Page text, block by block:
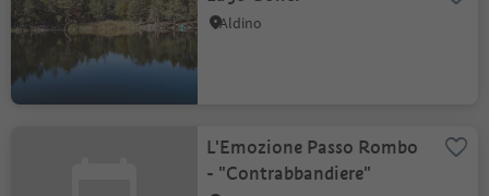
Aldino
L'Emozione Passo Rombo
- "Contrabbandiere"